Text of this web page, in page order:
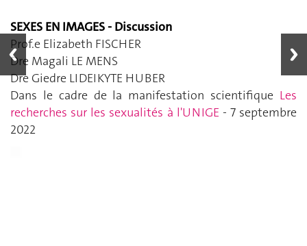
SEXES EN IMAGES - Discussion
Prof.e Elizabeth FISCHER
Dre Magali LE MENS
Dre Giedre LIDEIKYTE HUBER
Dans le cadre de la manifestation scientifique Les
recherches sur les sexualités à l'UNIGE - 7 septembre
2022